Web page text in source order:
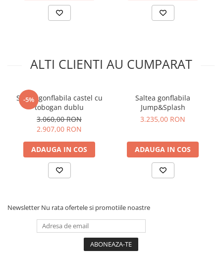
ALTI CLIENTI AU CUMPARAT
-5%
Saltea gonflabila castel cu
tobogan dublu
3.060,00 RON
2.907,00 RON
ADAUGA IN COS
Saltea gonflabila
Jump&Splash
3.235,00 RON
ADAUGA IN COS
Newsletter Nu rata ofertele si promotiile noastre